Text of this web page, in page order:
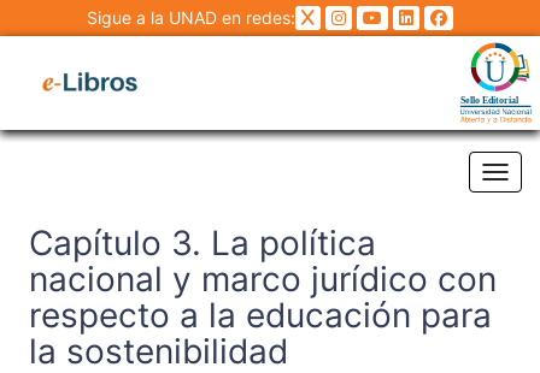
Sigue a la UNAD en redes:
Capítulo 3. La política
nacional y marco jurídico con
respecto a la educación para
la sostenibilidad